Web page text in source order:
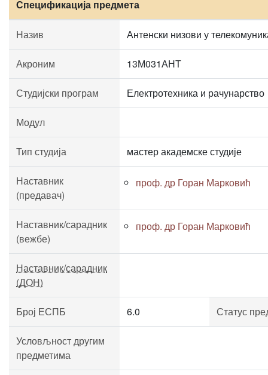
Спецификација предмета
Назив Антенски низови у
Акроним 13М031АНТ
Студијски програм Електротехника и рачунарство
Модул
Тип студија мастер академске студије
Наставник
(предавач)
проф. др Горан Марковић
Наставник/сарадник
(вежбе)
проф. др Горан Марковић
Наставник/сарадник
(ДОН)
Број ЕСПБ 6.0 Статус
Условљност другим
предметима